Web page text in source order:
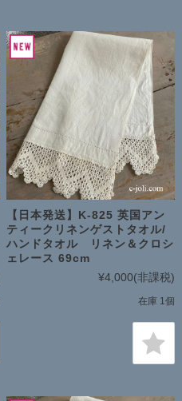
【日本発送】K-825 英国アン
ティークリネンゲストタオル/
ハンドタオル リネン＆クロシ
ェレース 69cm
¥4,000(非課税)
在庫 1個